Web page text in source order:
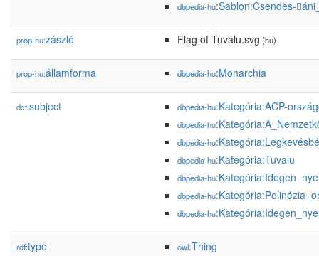
dbpedia-hu:Sablon:Csendes-
prop-hu:zászló Flag of Tuvalu.svg (hu)
prop-hu:államforma dbpedia-hu:Monarchia
dct:subject dbpedia-hu:Kategória:ACP-
dbpedia-hu
dbpedia-hu
dbpedia-hu:Kategória:Tuvalu
dbpedia-hu
dbpedia-hu
dbpedia-hu
rdf:type owl:Thing